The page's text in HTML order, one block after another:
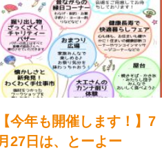
【今年も開催します！】7
月27日は、とーよー